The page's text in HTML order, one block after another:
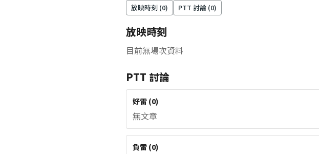
放映時刻 (0) PTT 討論 (0)
放映時刻
目前無場次資料
PTT 討論
好雷 (0)
無文章
負雷 (0)